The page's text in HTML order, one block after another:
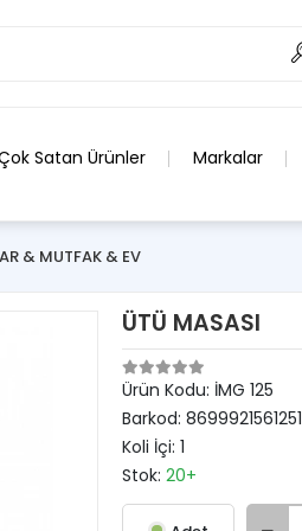
Satan Ürünler Markalar
& MUTFAK & EV
ÜTÜ MASASI
Ürün Kodu: İMG 125
Barkod: 8699921561251
Koli İçi: 1
Stok: 20+